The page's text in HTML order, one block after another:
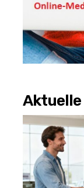
Aktuelle